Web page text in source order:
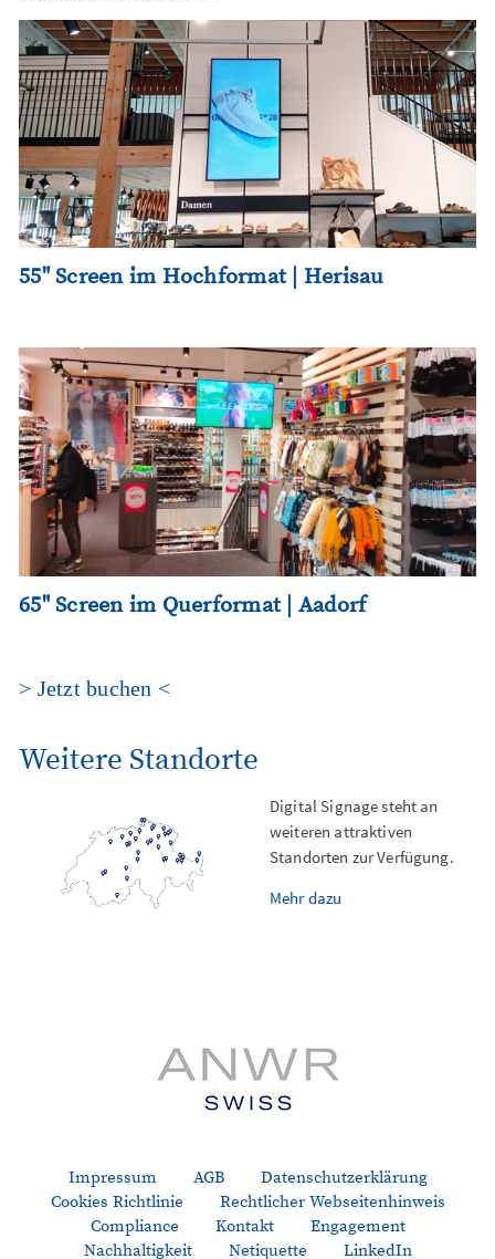
55" Screen im Hochformat | Herisau
65" Screen im Querformat | Aadorf
> Jetzt buchen <
Weitere Standorte
Digital Signage steht an
weiteren attraktiven
Standorten zur Verfügung.
Mehr dazu
Impressum AGB
Datenschutzerklärung
Cookies Richtlinie
Rechtlicher Webseitenhinweis
Compliance
Kontakt
Engagement
Nachhaltigkeit
Netiquette LinkedIn